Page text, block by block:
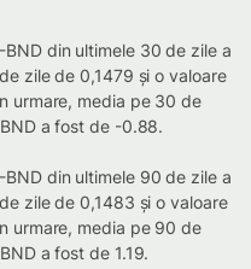
din ultimele 30 de zile a
zile de 0,1479 și o valoare
urmare, media pe 30 de
a fost de -0.88.
din ultimele 90 de zile a
zile de 0,1483 și o valoare
urmare, media pe 90 de
a fost de 1.19.